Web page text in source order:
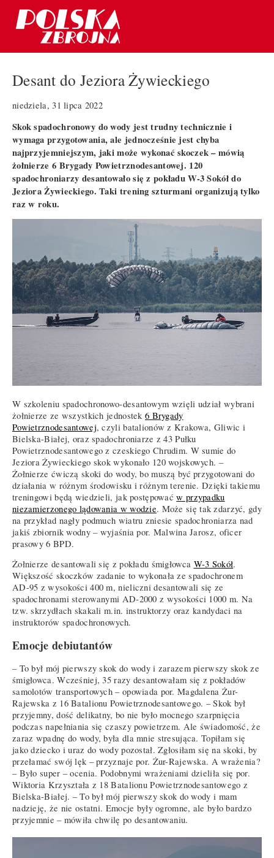
Desant do Jeziora Żywieckiego
niedziela, 31 lipca 2022
Skok spadochronowy do wody jest trudny technicznie i
wymaga przygotowania, ale jednocześnie jest chyba
najprzyjemniejszym, jaki może wykonać skoczek – mówią
żołnierze 6 Brygady Powietrznodesantowej. 120
spadochroniarzy desantowało się z pokładu W-3 Sokół do
Jeziora Żywieckiego. Taki trening szturmani organizują tylko
raz w roku.
W szkoleniu spadochronowo-desantowym wzięli udział wybrani
żołnierze ze wszystkich jednostek 6 Brygady
Powietrznodesantowej, czyli batalionów z Krakowa, Gliwic i
Bielska-Białej, oraz spadochroniarze z 43 Pułku
Powietrznodesantowego z czeskiego Chrudim. W sumie do
Jeziora Żywieckiego skok wykonało 120 wojskowych. –
Żołnierze ćwiczą skoki do wody, bo muszą być przygotowani do
działania w różnym środowisku i różnym terenie. Dzięki takiemu
treningowi będą wiedzieli, jak postępowaćw przypadku
niezamierzonego lądowania w wodzie. Może się tak zdarzyć, gdy
na przykład nagły podmuch wiatru zniesie spadochroniarza nad
jakiś zbiornik wodny – wyjaśnia por. Malwina Jarosz, oficer
prasowy 6 BPD.
Żołnierze desantowali się z pokładu śmigłowca W-3 Sokół.
Większość skoczków zadanie to wykonała ze spadochronem
AD-95 z wysokości 400 m, nieliczni desantowali się ze
spadochronami sterowanymi AD-2000 z wysokości 1000 m. Na
tzw. skrzydłach skakali m.in. instruktorzy oraz kandydaci na
instruktorów spadochronowych.
Emocje debiutantów
– To był mój pierwszy skok do wody i zarazem pierwszy skok ze
śmigłowca. Wcześniej, 35 razy desantowałam się z pokładów
samolotów transportowych – opowiada por. Magdalena Żur-
Rajewska z 16 Batalionu Powietrznodesantowego. – Skok był
przyjemny, dość delikatny, bo nie było mocnego szarpnięcia
podczas napełniania się czaszy powietrzem. Ale świadomość, że
zaraz wpadnę do wody, była dla mnie stresująca. Topiłam się
jako dziecko i uraz do wody pozostał. Zgłosiłam się na skoki, by
przełamać swój lęk – przyznaje por. Żur-Rajewska. A wrażenia?
– Było super – ocenia. Podobnymi wrażeniami dzieliła się por.
Wiktoria Krzyształa z 18 Batalionu Powietrznodesantowego z
Bielska-Białej. – To był mój pierwszy skok do wody i mam
nadzieję, że nie ostatni. Emocje były ogromne, ale było bardzo
przyjemnie – mówiła chwilę po desantowaniu.